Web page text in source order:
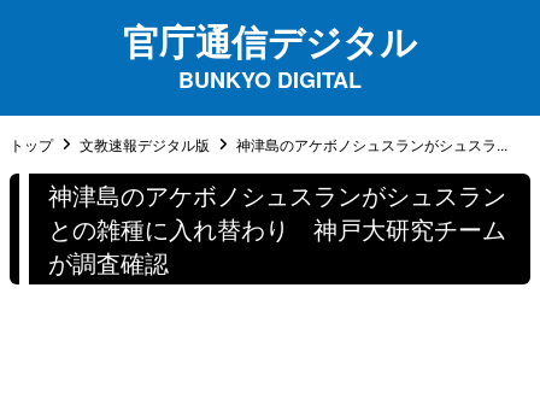
官庁通信デジタル
BUNKYO DIGITAL
トップ 文教速報デジタル版 神津島のアケボノシュスランがシュスラ...
神津島のアケボノシュスランがシュスラン
との雑種に入れ替わり 神戸大研究チーム
が調査確認